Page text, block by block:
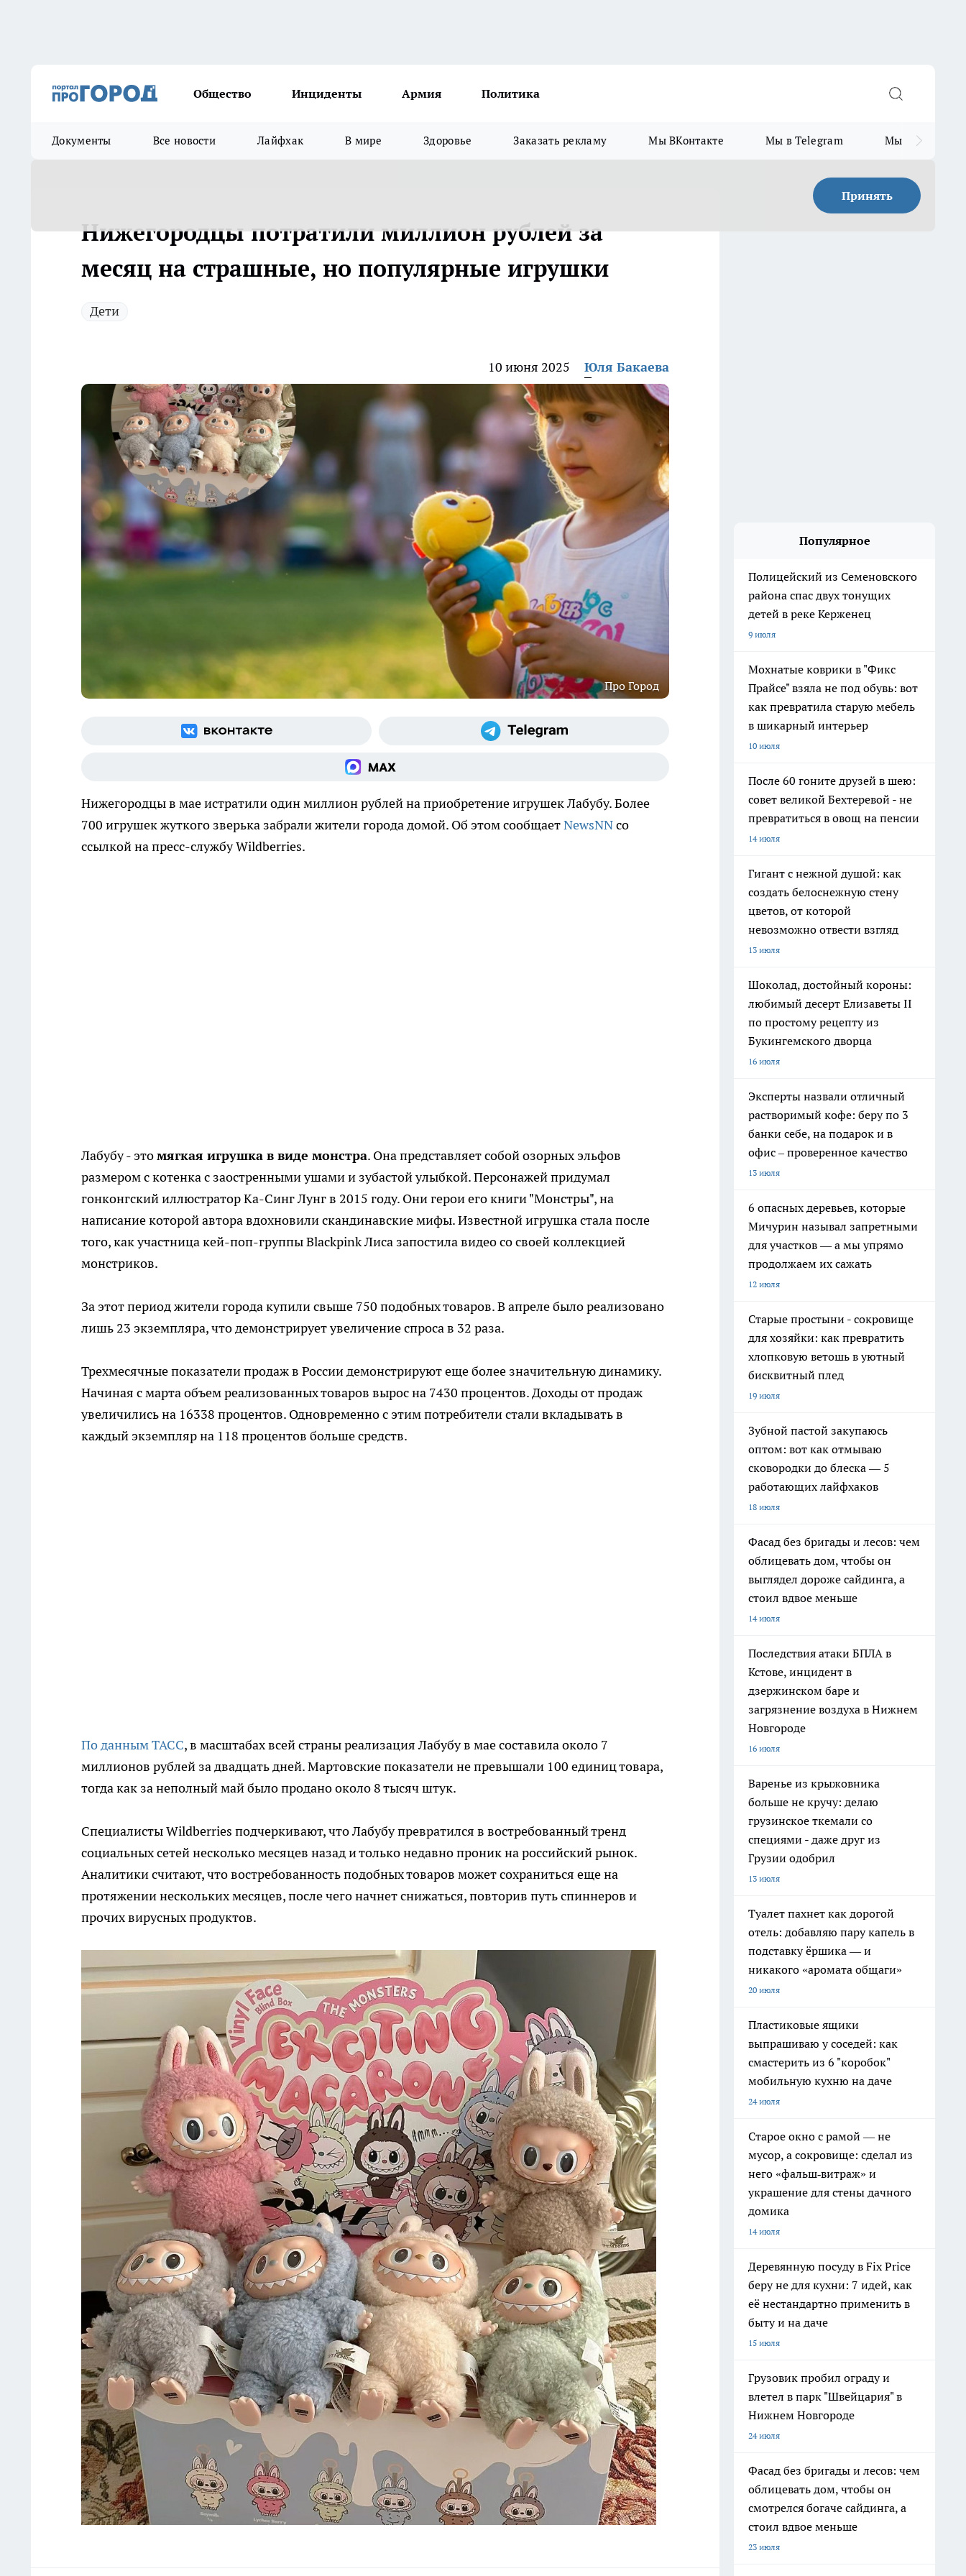
Общество Инциденты Армия Политика
Документы Все новости Лайфхак В мире Здоровье Заказать рекламу Мы ВКонтакте Мы в Telegram Мы в MAX
Принять
Нижегородцы потратили миллион рублей за
месяц на страшные, но популярные игрушки
Дети
10 июня 2025 Юля Бакаева
Про Город
Нижегородцы в мае истратили один миллион рублей на приобретение игрушек Лабубу. Более
700 игрушек жуткого зверька забрали жители города домой. Об этом сообщаетNewsNNсо
ссылкой на пресс-службу Wildberries.
Лабубу - этомягкая игрушка в виде монстра. Она представляет собой озорных эльфов
размером с котенка с заостренными ушами и зубастой улыбкой. Персонажей придумал
гонконгский иллюстратор Ка-Синг Лунг в 2015 году. Они герои его книги "Монстры", на
написание которой автора вдохновили скандинавские мифы. Известной игрушка стала после
того, как участница кей-поп-группы Blackpink Лиса запостила видео со своей коллекцией
монстриков.
За этот период жители города купили свыше 750 подобных товаров. В апреле было реализовано
лишь 23 экземпляра, что демонстрирует увеличение спроса в 32 раза.
Трехмесячные показатели продаж в России демонстрируют еще более значительную динамику.
Начиная с марта объем реализованных товаров вырос на 7430 процентов. Доходы от продаж
увеличились на 16338 процентов. Одновременно с этим потребители стали вкладывать в
каждый экземпляр на 118 процентов больше средств.
По данным ТАСС, в масштабах всей страны реализация Лабубу в мае составила около 7
миллионов рублей за двадцать дней. Мартовские показатели не превышали 100 единиц товара,
тогда как за неполный май было продано около 8 тысяч штук.
Специалисты Wildberries подчеркивают, что Лабубу превратился в востребованный тренд
социальных сетей несколько месяцев назад и только недавно проник на российский рынок.
Аналитики считают, что востребованность подобных товаров может сохраниться еще на
протяжении нескольких месяцев, после чего начнет снижаться, повторив путь спиннеров и
прочих вирусных продуктов.
Популярное
Полицейский из Семеновского
района спас двух тонущих
детей в реке Керженец
9 июля
Мохнатые коврики в "Фикс
Прайсе" взяла не под обувь: вот
как превратила старую мебель
в шикарный интерьер
10 июля
После 60 гоните друзей в шею:
совет великой Бехтеревой - не
превратиться в овощ на пенсии
14 июля
Гигант с нежной душой: как
создать белоснежную стену
цветов, от которой
невозможно отвести взгляд
13 июля
Шоколад, достойный короны:
любимый десерт Елизаветы II
по простому рецепту из
Букингемского дворца
16 июля
Эксперты назвали отличный
растворимый кофе: беру по 3
банки себе, на подарок и в
офис – проверенное качество
13 июля
6 опасных деревьев, которые
Мичурин называл запретными
для участков — а мы упрямо
продолжаем их сажать
12 июля
Старые простыни - сокровище
для хозяйки: как превратить
хлопковую ветошь в уютный
бисквитный плед
19 июля
Зубной пастой закупаюсь
оптом: вот как отмываю
сковородки до блеска — 5
работающих лайфхаков
18 июля
Фасад без бригады и лесов: чем
облицевать дом, чтобы он
выглядел дороже сайдинга, а
стоил вдвое меньше
14 июля
Последствия атаки БПЛА в
Кстове, инцидент в
дзержинском баре и
загрязнение воздуха в Нижнем
Новгороде
16 июля
Варенье из крыжовника
больше не кручу: делаю
грузинское ткемали со
специями - даже друг из
Грузии одобрил
13 июля
Туалет пахнет как дорогой
отель: добавляю пару капель в
подставку ёршика — и
никакого «аромата общаги»
20 июля
Пластиковые ящики
выпрашиваю у соседей: как
смастерить из 6 "коробок"
мобильную кухню на даче
24 июля
Старое окно с рамой — не
мусор, а сокровище: сделал из
него «фальш‑витраж» и
украшение для стены дачного
домика
14 июля
Деревянную посуду в Fix Price
беру не для кухни: 7 идей, как
её нестандартно применить в
быту и на даче
15 июля
Грузовик пробил ограду и
влетел в парк "Швейцария" в
Нижнем Новгороде
24 июля
Фасад без бригады и лесов: чем
облицевать дом, чтобы он
смотрелся богаче сайдинга, а
стоил вдвое меньше
23 июля